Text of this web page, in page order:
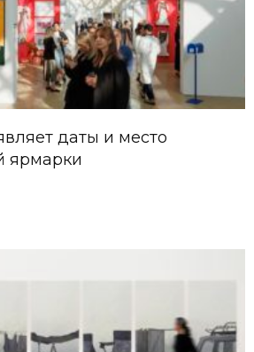
даты и место
ярмарки